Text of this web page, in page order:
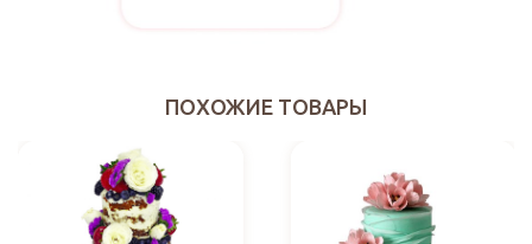
ПОХОЖИЕ ТОВАРЫ